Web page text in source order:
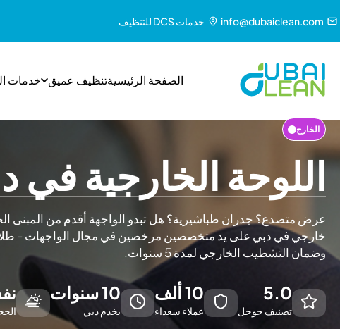
info@dubaiclean.com خدمات DCS للتنظيف
الصفحة الرئيسيةتنظيف عميق خدمات
الخارج
اللوحة الخارجية في
عرض متصدع؟ جدران طباشيرية؟ هل تبدو الواجهة أقدم من
خارجي في دبي على يد متخصصين مرخصين في مجال الواجهات -
وضمان التشطيب الخارجي لمدة 5 سنوات.
5.0
تصنيف جوجل
10 ألف
عملاء سعداء
10 سنوات
يخدم دبي